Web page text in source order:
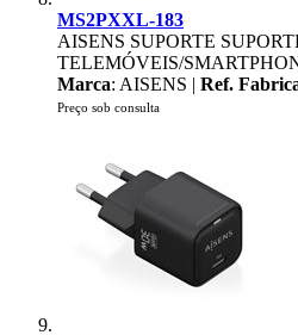
MS2PXXL-183
AISENS SUPORTE
TELEMÓVEIS/
Marca: AISENS | Ref.
Preço sob consulta